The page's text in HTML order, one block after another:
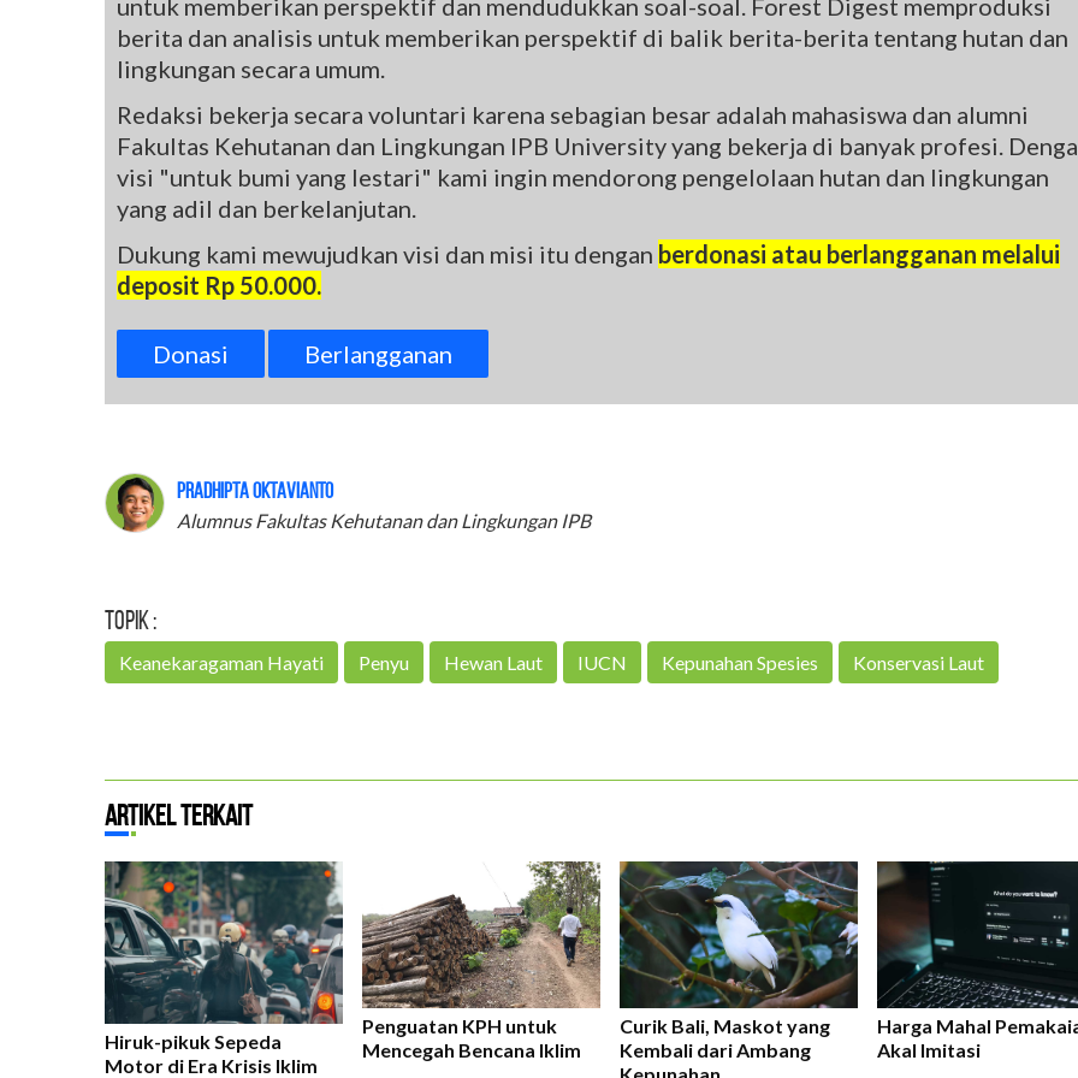
untuk memberikan perspektif dan mendudukkan soal-soal. Forest Digest memproduksi
berita dan analisis untuk memberikan perspektif di balik berita-berita tentang hutan dan
lingkungan secara umum.
Redaksi bekerja secara voluntari karena sebagian besar adalah mahasiswa dan alumni
Fakultas Kehutanan dan Lingkungan IPB University yang bekerja di banyak profesi.
visi "untuk bumi yang lestari" kami ingin mendorong pengelolaan hutan dan lingkungan
yang adil dan berkelanjutan.
Dukung kami mewujudkan visi dan misi itu dengan berdonasi atau berlangganan melalui
deposit Rp 50.000.
Donasi Berlangganan
Pradhipta Oktavianto
Alumnus Fakultas Kehutanan dan Lingkungan IPB
Topik :
Keanekaragaman Hayati Penyu Hewan Laut IUCN Kepunahan Spesies Konservasi Laut
Artikel Terkait
Hiruk-pikuk Sepeda
Motor di Era Krisis Iklim
Penguatan KPH untuk
Mencegah Bencana Iklim
Curik Bali, Maskot yang
Kembali dari Ambang
Harga Mahal
Akal Imitasi